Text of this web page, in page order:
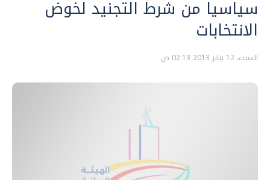
سياسيا من شرط التجنيد لخوض
الانتخابات
السبت، 12 يناير 2013 02:13 ص